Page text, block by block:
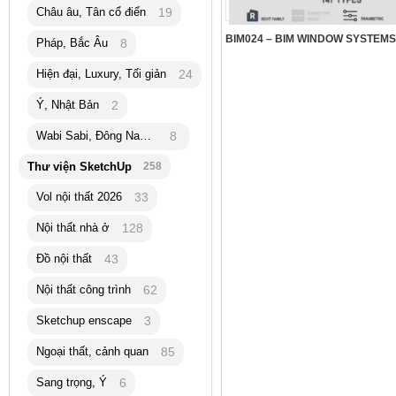
Châu âu, Tân cổ điển 19
Pháp, Bắc Âu 8
Hiện đại, Luxury, Tối giản 24
Ý, Nhật Bản 2
Wabi Sabi, Đông Nam Á 8
Thư viện SketchUp 258
Vol nội thất 2026 33
Nội thất nhà ở 128
Đồ nội thất 43
Nội thất công trình 62
Sketchup enscape 3
Ngoại thất, cảnh quan 85
Sang trọng, Ý 6